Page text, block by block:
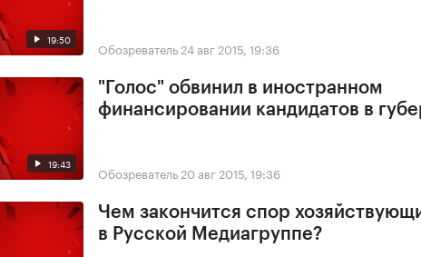
19:50 Обозреватель 24 авг 2015, 19:36
19:43
"Голос" обвинил в иностранном
финансировании кандидатов в
Обозреватель 20 авг 2015, 19:36
Чем закончится спор
в Русской Медиагруппе?